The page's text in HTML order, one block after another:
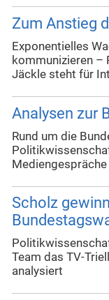
Zum Anstieg
Exponentielles
kommunizieren –
Jäckle steht für
Analysen zur
Rund um die
Scholz
Team das TV-
analysiert